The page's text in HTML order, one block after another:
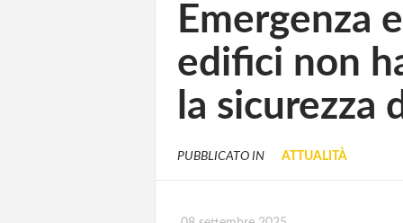
Emergenza
edifici non
la sicurezza
PUBBLICATO IN ATTUALITÀ